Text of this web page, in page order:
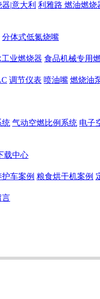
|意大利 利雅路 燃油燃烧
分体式低氮烧嘴
工业燃烧器 食品机械专用
调节仪表 喷油嘴 燃烧油
统 气动空燃比例系统 电子
载中心
车案例 粮食烘干机案例
言